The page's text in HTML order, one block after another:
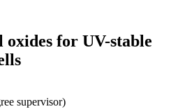
for UV-stable
supervisor)